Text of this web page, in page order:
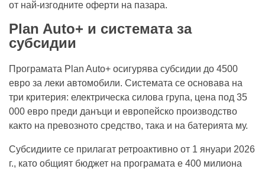
от най-изгодните оферти на пазара.
Plan Auto+ и системата за
субсидии
Програмата Plan Auto+ осигурява субсидии до 4500
евро за леки автомобили. Системата се основава на
три критерия: електрическа силова група, цена под 35
000 евро преди данъци и европейско производство
както на превозното средство, така и на батерията му.
Субсидиите се прилагат ретроактивно от 1 януари 2026
г., като общият бюджет на програмата е 400 милиона